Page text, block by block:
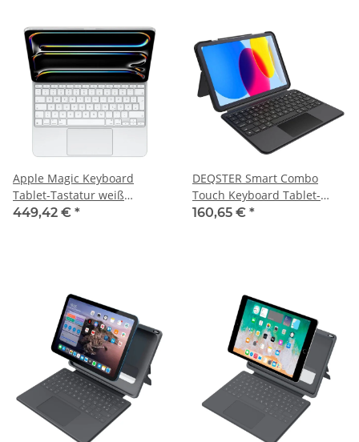
Apple Magic Keyboard
Tablet-Tastatur weiß
geeignet für Apple iPad Pro
449,42 € *
DEQSTER Smart Combo
Touch Keyboard Tablet-
Tastatur grau geeignet für
160,65 € *